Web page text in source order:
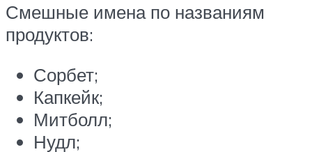
Смешные имена по названиям
продуктов:
Сорбет;
Капкейк;
Митболл;
Нудл;